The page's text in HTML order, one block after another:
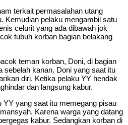
terkait permasalahan utang
Kemudian pelaku mengambil satu
celurit yang ada dibawah jok
tubuh korban bagian belakang
teman korban, Doni, di bagian
sebelah kanan. Doni yang saat itu
diri. Ketika pelaku YY hendak
dan langsung kabur.
YY yang saat itu memegang pisau
Karena warga yang datang
kabur. Sedangkan korban di